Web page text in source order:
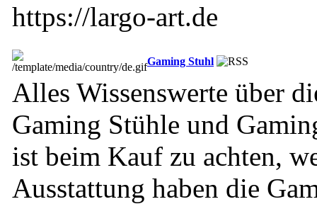
https://largo-art.de
Gaming Stuhl
Alles Wissenswerte über
Gaming Stühle und
ist beim Kauf zu achten,
Ausstattung haben die